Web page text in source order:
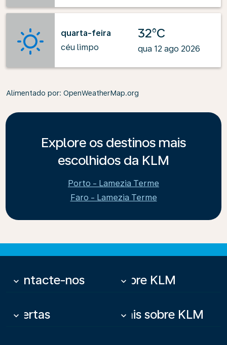
quarta-feira
céu limpo
32°C
qua 12 ago 2026
Alimentado por: OpenWeatherMap.org
Explore os destinos mais
escolhidos da KLM
Porto - Lamezia Terme
Faro - Lamezia Terme
Contacte-nos
keyboard_arrow_down Sobre KLM
keyboard_arrow_down
Ofertas
keyboard_arrow_down Mais sobre KLM
keyboard_arrow_down